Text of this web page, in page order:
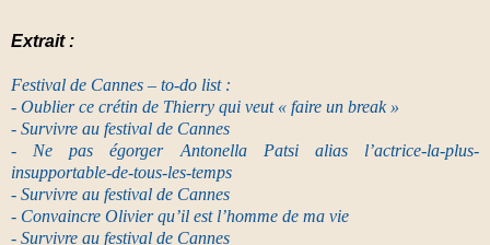
Extrait :
Festival de Cannes – to-do list :
- Oublier ce crétin de Thierry qui veut « faire un break »
- Survivre au festival de Cannes
- Ne pas égorger Antonella Patsi alias l’actrice-la-plus-
insupportable-de-tous-les-temps
- Survivre au festival de Cannes
- Convaincre Olivier qu’il est l’homme de ma vie
- Survivre au festival de Cannes